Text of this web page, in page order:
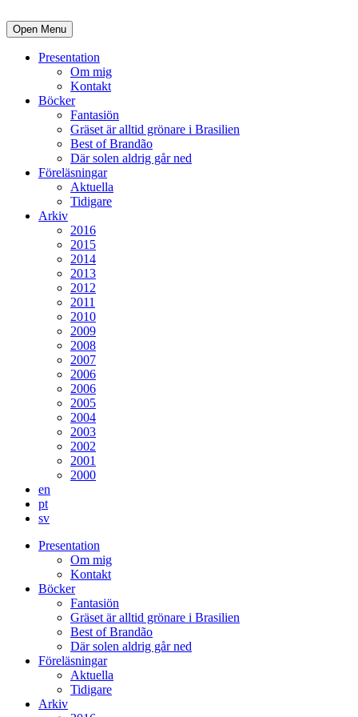
Open Menu
Presentation
Om mig
Kontakt
Böcker
Fantasiön
Gräset är alltid grönare i Brasilien
Best of Brandão
Där solen aldrig går ned
Föreläsningar
Aktuella
Tidigare
Arkiv
2016
2015
2014
2013
2012
2011
2010
2009
2008
2007
2006
2006
2005
2004
2003
2002
2001
2000
en
pt
sv
Presentation
Om mig
Kontakt
Böcker
Fantasiön
Gräset är alltid grönare i Brasilien
Best of Brandão
Där solen aldrig går ned
Föreläsningar
Aktuella
Tidigare
Arkiv